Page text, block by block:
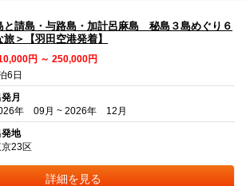
と請島・与路島・加計呂麻島 秘島３島めぐり６
＞【羽田空港発着】
円 ～ 250,000円
6日
月
年 09月 ~ 2026年 12月
地
23区
詳細を見る